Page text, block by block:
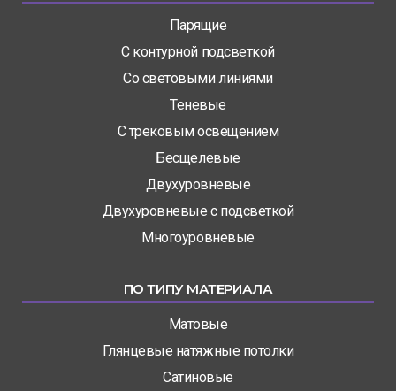
Парящие
С контурной подсветкой
Со световыми линиями
Теневые
С трековым освещением
Бесщелевые
Двухуровневые
Двухуровневые с подсветкой
Многоуровневые
ПО ТИПУ МАТЕРИАЛА
Матовые
Глянцевые натяжные потолки
Сатиновые